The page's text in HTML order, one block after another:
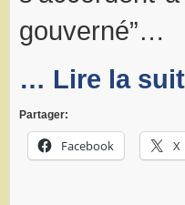
gouverné”…
… Lire la
Partager:
Facebook X